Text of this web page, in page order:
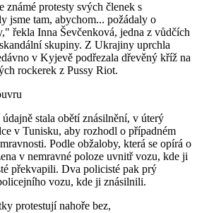
známé protesty svých členek s
jsme tam, abychom... požádaly o
řekla Inna Ševčenková, jedna z vůdčích
skupiny. Z Ukrajiny uprchla
v Kyjevě podřezala dřevěný kříž na
rockerek z Pussy Riot.
stala obětí znásilnění, v úterý
v Tunisku, aby rozhodl o případném
Podle obžaloby, která se opírá o
v nemravné poloze uvnitř vozu, kde ji
překvapili. Dva policisté pak prý
vozu, kde ji znásilnili.
protestují nahoře bez,